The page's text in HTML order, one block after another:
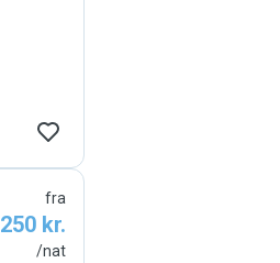
fra
250 kr.
/nat